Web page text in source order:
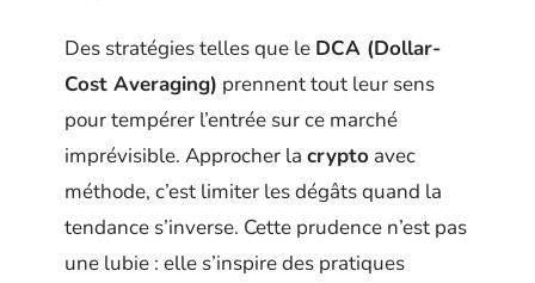
Des stratégies telles que le DCA (Dollar-
Cost Averaging) prennent tout leur sens
pour tempérer l’entrée sur ce marché
imprévisible. Approcher la crypto avec
méthode, c’est limiter les dégâts quand la
tendance s’inverse. Cette prudence n’est pas
une lubie : elle s’inspire des pratiques